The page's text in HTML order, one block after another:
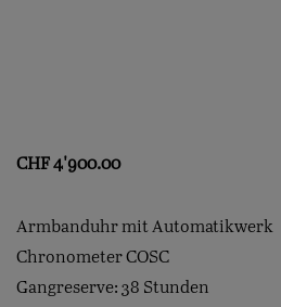
CHF4'900.00
Armbanduhr mit Automatikwerk
Chronometer COSC
Gangreserve: 38 Stunden